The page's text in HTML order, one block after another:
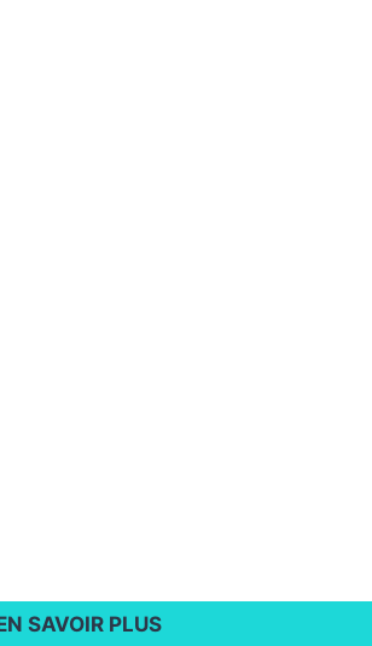
SAVOIR PLUS